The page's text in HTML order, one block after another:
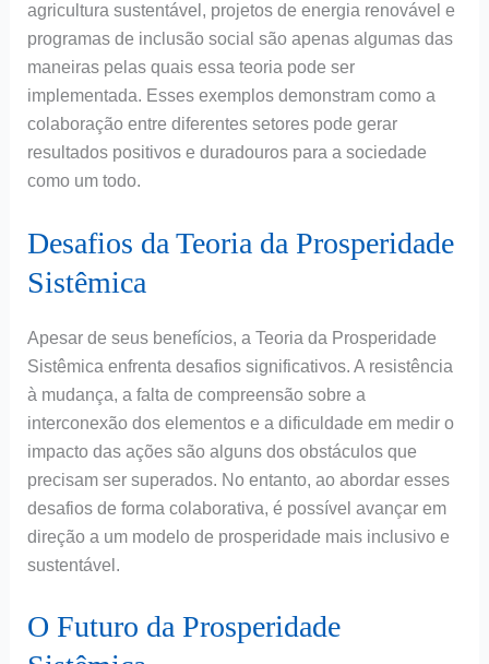
agricultura sustentável, projetos de energia renovável e
programas de inclusão social são apenas algumas das
maneiras pelas quais essa teoria pode ser
implementada. Esses exemplos demonstram como a
colaboração entre diferentes setores pode gerar
resultados positivos e duradouros para a sociedade
como um todo.
Desafios da Teoria da Prosperidade
Sistêmica
Apesar de seus benefícios, a Teoria da Prosperidade
Sistêmica enfrenta desafios significativos. A resistência
à mudança, a falta de compreensão sobre a
interconexão dos elementos e a dificuldade em medir o
impacto das ações são alguns dos obstáculos que
precisam ser superados. No entanto, ao abordar esses
desafios de forma colaborativa, é possível avançar em
direção a um modelo de prosperidade mais inclusivo e
sustentável.
O Futuro da Prosperidade